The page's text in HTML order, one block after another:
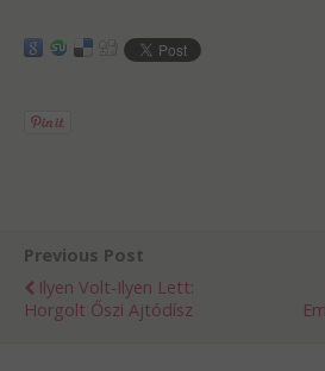
Previous Post
Ilyen Volt-Ilyen Lett:
Horgolt Őszi Ajtódísz